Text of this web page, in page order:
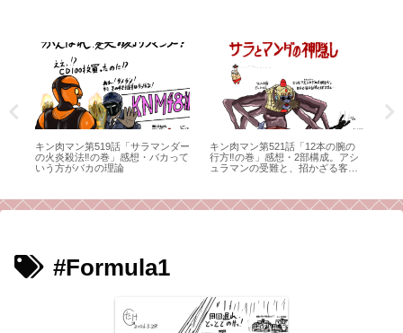
キン肉マン第519話「サラマンダー
の火炎殺法‼の巻」感想・バカって
いう方がバカの理論
キン肉マン第521話「12本の腕の
行方‼の巻」感想・2部構成。アシ
ュラマンの受難と、招かざる客
#Formula1